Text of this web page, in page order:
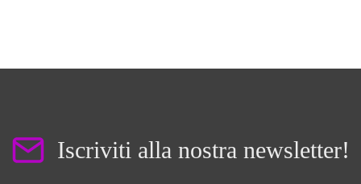
Iscriviti alla nostra newsletter!